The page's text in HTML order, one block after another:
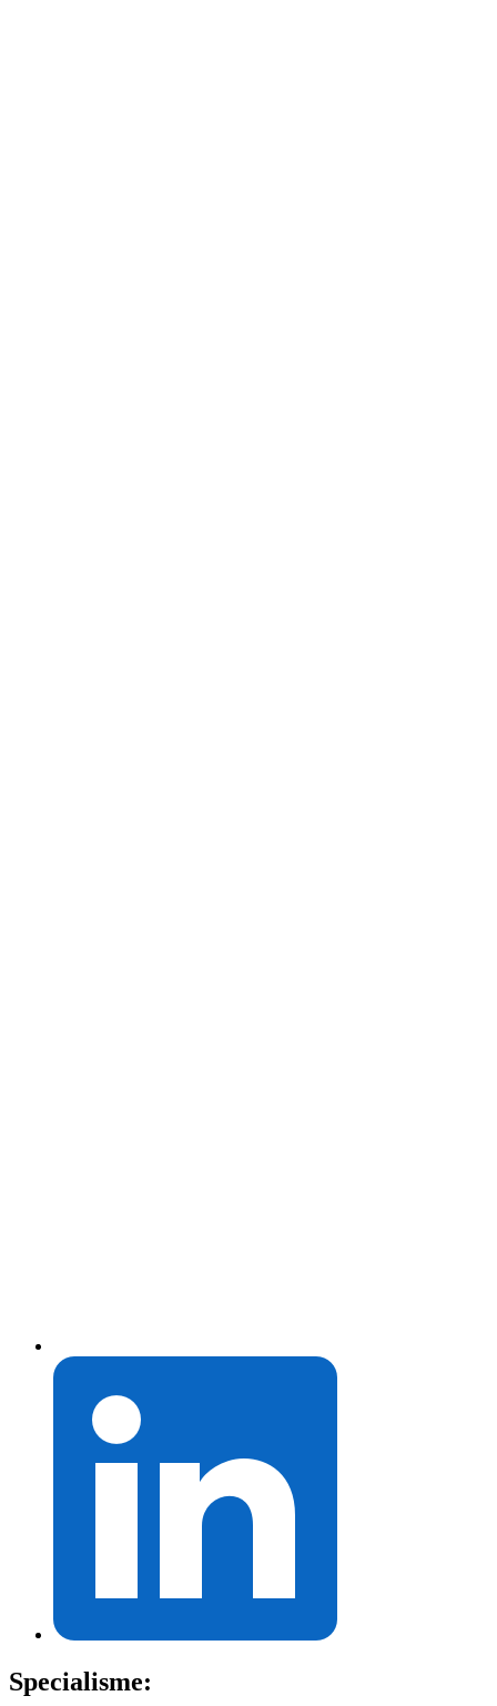
Specialisme: